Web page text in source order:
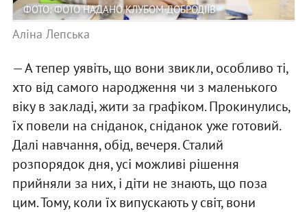
ФОТО: ФОТО НАДАНО КЛУБОМ ДОБРОДІЇВ
Аліна Лепська
— А тепер уявіть, що вони звикли, особливо ті,
хто від самого народження чи з маленького
віку в закладі, жити за графіком. Прокинулись,
їх повели на сніданок, сніданок уже готовий.
Далі навчання, обід, вечеря. Сталий
розпорядок дня, усі можливі рішення
прийняли за них, і діти не знають, що поза
цим. Тому, коли їх випускають у світ, вони